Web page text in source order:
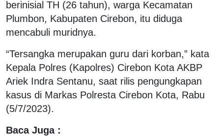
berinisial TH (26 tahun), warga Kecamatan
Plumbon, Kabupaten Cirebon, itu diduga
mencabuli muridnya.
“Tersangka merupakan guru dari korban,” kata
Kepala Polres (Kapolres) Cirebon Kota AKBP
Ariek Indra Sentanu, saat rilis pengungkapan
kasus di Markas Polresta Cirebon Kota, Rabu
(5/7/2023).
Baca Juga :